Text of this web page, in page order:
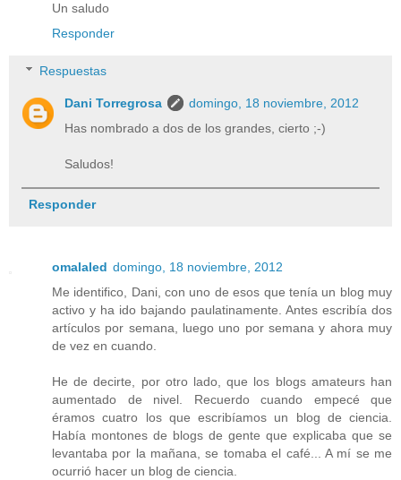
Un saludo
Responder
Respuestas
Dani Torregrosa
domingo, 18 noviembre, 2012
Has nombrado a dos de los grandes, cierto ;-)
Saludos!
Responder
omalaled domingo, 18 noviembre, 2012
Me identifico, Dani, con uno de esos que tenía un blog muy
activo y ha ido bajando paulatinamente. Antes escribía dos
artículos por semana, luego uno por semana y ahora muy
de vez en cuando.
He de decirte, por otro lado, que los blogs amateurs han
aumentado de nivel. Recuerdo cuando empecé que
éramos cuatro los que escribíamos un blog de ciencia.
Había montones de blogs de gente que explicaba que se
levantaba por la mañana, se tomaba el café... A mí se me
ocurrió hacer un blog de ciencia.